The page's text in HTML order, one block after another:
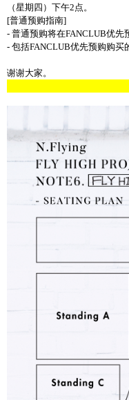
（星期四）下午2点。
[普通预购指南]
- 普通预购将在FANCLUB优先
- 包括FANCLUB优先预购购买
谢谢大家。